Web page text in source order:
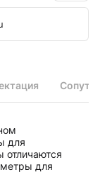
для
отличаются
для